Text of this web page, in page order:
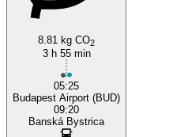
8.81 kg CO2
3 h 55 min
05:25
Budapest Airport (BUD)
09:20
Banská Bystrica